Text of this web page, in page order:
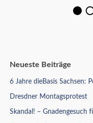
Neueste Beiträge
6 Jahre dieBasis Sachsen:
Dresdner Montagsprotest
Skandal! – Gnadengesuch